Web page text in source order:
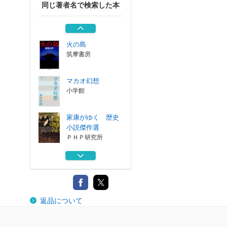
同じ著者名で検索した本
三つの嶺
小学館
火の島
筑摩書房
マカオ幻想
小学館
家康がゆく 歴史
小説傑作選
ＰＨＰ研究所
山が見ていた 新
文藝春秋
三つの嶺
小学館
返品について